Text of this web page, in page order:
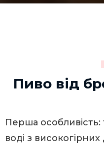
Пиво від
Перша особливість:
воді з